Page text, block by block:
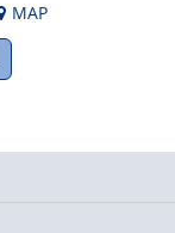
MAP